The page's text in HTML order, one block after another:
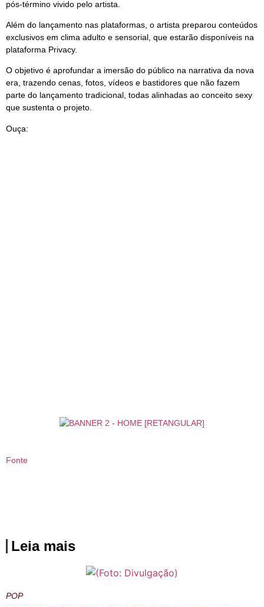
pós-término vivido pelo artista.
Além do lançamento nas plataformas, o artista preparou conteúdos
exclusivos em clima adulto e sensorial, que estarão disponíveis na
plataforma Privacy.
O objetivo é aprofundar a imersão do público na narrativa da nova
era, trazendo cenas, fotos, vídeos e bastidores que não fazem
parte do lançamento tradicional, todas alinhadas ao conceito sexy
que sustenta o projeto.
Ouça:
Fonte
Leia mais
POP